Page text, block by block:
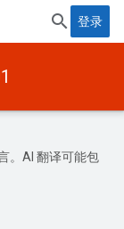
登录
。AI 翻译可能包